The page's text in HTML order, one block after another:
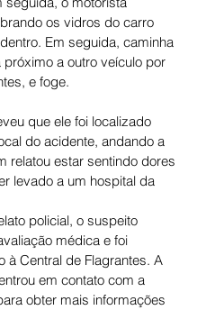
os vidros do carro
Em seguida, caminha
próximo a outro veículo por
e foge.
que ele foi localizado
do acidente, andando a
relatou estar sentindo dores
levado a um hospital da
policial, o suspeito
médica e foi
à Central de Flagrantes. A
em contato com a
obter mais informações